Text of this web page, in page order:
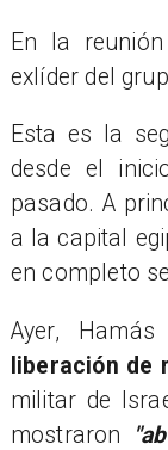
En la
exlíder del
Esta es la
desde el
pasado. A
a la capital
en completo
Ayer,
liberación de
militar de
mostraron